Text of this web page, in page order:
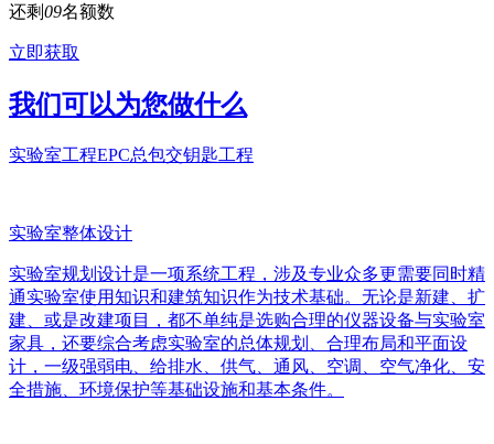
还剩09名额数
立即获取
我们可以为您做什么
实验室工程EPC总包交钥匙工程
实验室整体设计
实验室规划设计是一项系统工程，涉及专业众多更需要同时精
通实验室使用知识和建筑知识作为技术基础。无论是新建、扩
建、或是改建项目，都不单纯是选购合理的仪器设备与实验室
家具，还要综合考虑实验室的总体规划、合理布局和平面设
计，一级强弱电、给排水、供气、通风、空调、空气净化、安
全措施、环境保护等基础设施和基本条件。